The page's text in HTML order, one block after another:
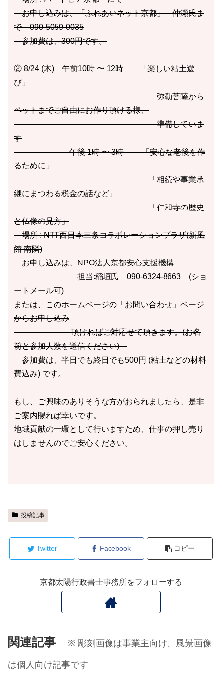
お申し込みは、「ふれあいネット京都」 仲瀬氏ま
で 090-5059-0035
参加費は、300円です。
② 8/24 (木) 午前10時 〜 12時 「楽しい粘土遊
び」
弥勒菩薩から
ペットまでご自由にお作り頂ける様、
準備していま
す
午後 1時 〜 3時 「安心な老後を作
るために」
「相続や事業承
継にまつわる税金の話など」
「仁和寺の歴史
と仏像の見方」
場所 : NTT西日本三条コラボレーションプラザ(新風
館 南隣)
お申し込みは、NPO法人京都安心支援機構
担当:稲垣氏 090-6324-8663 (ショ
ートメール可)
または、このホームページの「お問い合わせ」ページ
からお申し込み
頂ければご対応せて頂きます。(お名
前と参加人数を送信ください)
参加費は、半日でも終日でも500円 (粘土などの材料
費込み) です。
もし、ご興味のありそうな方がおられましたら、是非
ご案内賜れば幸いです。
地域貢献の一環として行いますため、仕事の押し売り
はしませんのでご安心ください。
投稿記事
Twitter Facebook コピー
京都太陽行政書士事務所をフォローする
関連記事
※ 彫刻画像は事業主向け、風景画像
は個人向け記事です